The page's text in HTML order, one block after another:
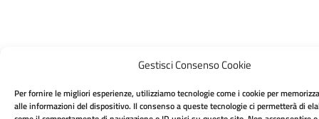
Gestisci Consenso Cookie
Per fornire le migliori esperienze, utilizziamo tecnologie come i cookie per
alle informazioni del dispositivo. Il consenso a queste tecnologie ci permetterà di